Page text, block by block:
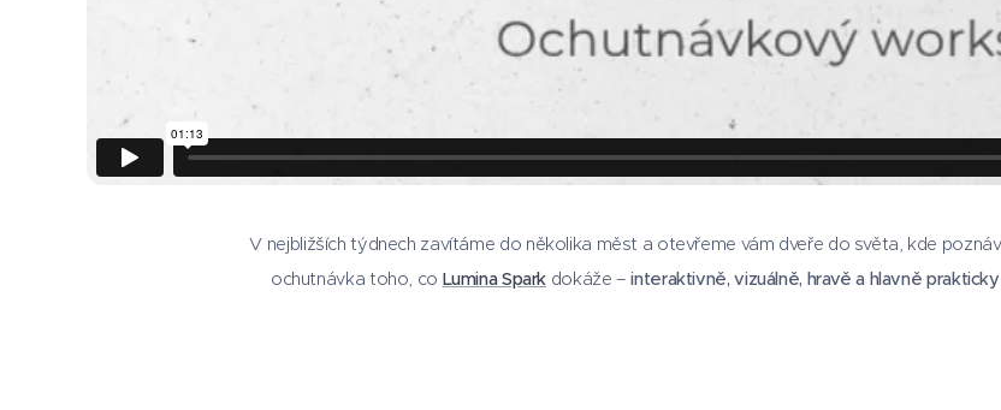
V nejbližších týdnech zavítáme do několika měst a otevřeme vám dveře do světa, kde
ochutnávka toho, co Lumina Spark dokáže –interaktivně, vizuálně, hravě a hlavně